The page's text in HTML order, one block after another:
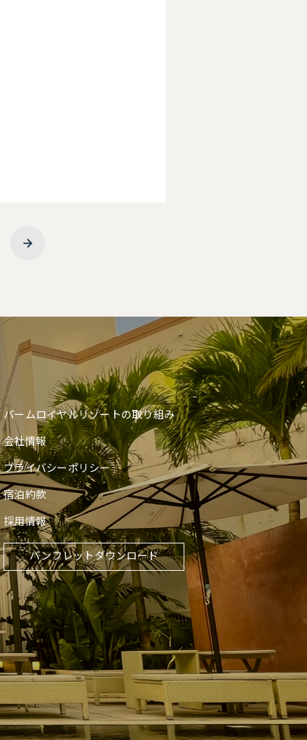
パームロイヤルリゾートの取り組み
会社情報
プライバシーポリシー
宿泊約款
採用情報
パンフレットダウンロード